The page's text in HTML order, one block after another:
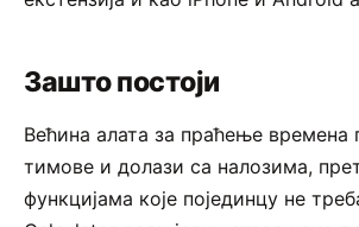
Зашто постоји
Већина алата за праћење времена
тимове и долази са налозима,
функцијама које појединцу не